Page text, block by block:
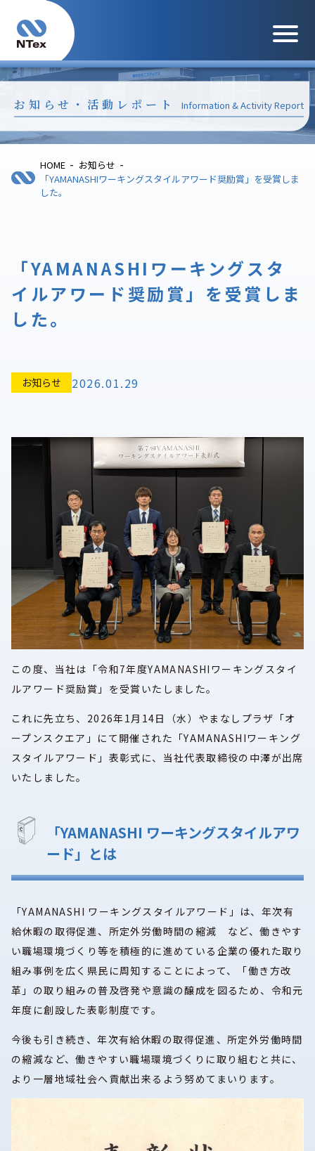
メニュ
お知らせ・活動レポート Information & Activity Report
HOME - お知らせ -
「YAMANASHIワーキングスタイルアワード奨励賞」を受賞しま
した。
「YAMANASHIワーキングスタ
イルアワード奨励賞」を受賞しま
した。
お知らせ 2026.01.29
この度、当社は「令和7年度YAMANASHIワーキングスタイ
ルアワード奨励賞」を受賞いたしました。
これに先立ち、2026年1月14日（水）やまなしプラザ「オ
ープンスクエア」にて開催された「YAMANASHIワーキング
スタイルアワード」表彰式に、当社代表取締役の中澤が出席
いたしました。
「YAMANASHI ワーキングスタイルアワ
ード」とは
「YAMANASHI ワーキングスタイルアワード」は、年次有
給休暇の取得促進、所定外労働時間の縮減 など、働きやす
い職場環境づくり等を積極的に進めている企業の優れた取り
組み事例を広く県民に周知することによって、「働き方改
革」の取り組みの普及啓発や意識の醸成を図るため、令和元
年度に創設した表彰制度です。
今後も引き続き、年次有給休暇の取得促進、所定外労働時間
の縮減など、働きやすい職場環境づくりに取り組むと共に、
より一層地域社会へ貢献出来るよう努めてまいります。